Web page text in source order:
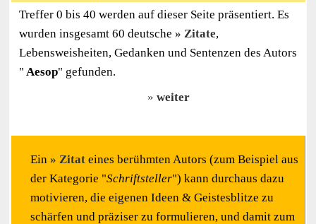
Treffer 0 bis 40 werden auf dieser Seite präsentiert. Es
wurden insgesamt 60 deutsche
Zitate,
Lebensweisheiten, Gedanken und Sentenzen des Autors
" Aesop" gefunden.
weiter
Ein Zitat eines berühmten Autors (zum Beispiel aus
der Kategorie "Schriftsteller") kann durchaus dazu
motivieren, die eigenen Ideen & Geistesblitze zu
schärfen und präziser zu formulieren, und damit zum